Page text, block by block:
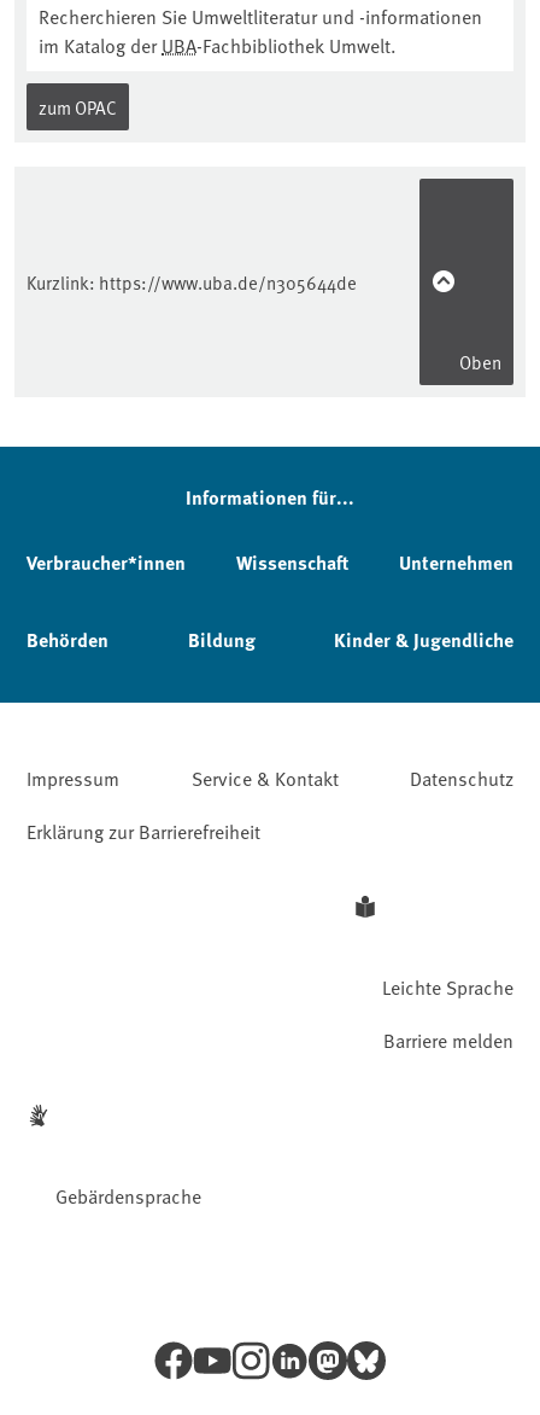
Recherchieren Sie Umweltliteratur und -informationen
im Katalog derUBA-Fachbibliothek Umwelt.
zum OPAC
Kurzlink: https://www.uba.de/n305644de
Oben
Informationen für...
Verbraucher*innen Wissenschaft Unternehmen
Behörden Bildung Kinder & Jugendliche
Impressum Service & Kontakt
Datenschutz
Erklärung zur Barrierefreiheit
Leichte Sprache
Gebärdensprache
Barriere melden